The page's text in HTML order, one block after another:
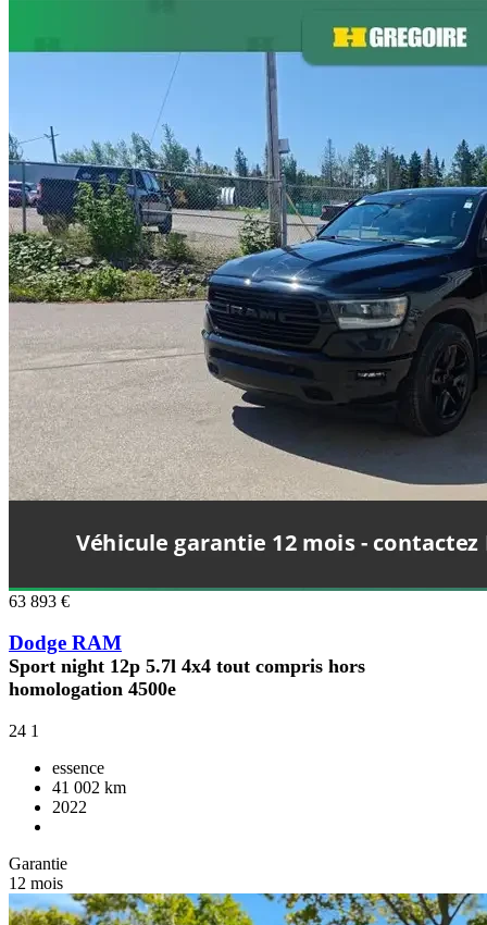
63 893 €
Dodge RAM
Sport night 12p 5.7l 4x4 tout compris hors
homologation 4500e
24 1
essence
41 002 km
2022
Garantie
12 mois